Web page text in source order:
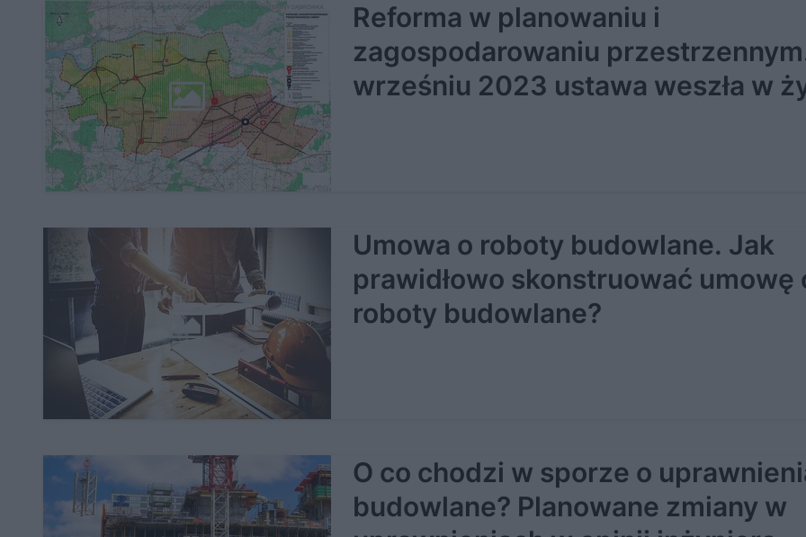
Reforma w planowaniu i
zagospodarowaniu
wrześniu 2023 ustawa weszła w
Umowa o roboty budowlane. Jak
prawidłowo skonstruować umowę
roboty budowlane?
O co chodzi w sporze o
budowlane? Planowane zmiany w